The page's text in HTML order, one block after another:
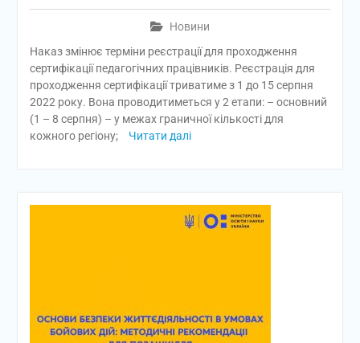
Новини
Наказ змінює терміни реєстрації для проходження
сертифікації педагогічних працівників. Реєстрація для
проходження сертифікації триватиме з 1 до 15 серпня
2022 року. Вона проводитиметься у 2 етапи: – основний
(1 – 8 серпня) – у межах граничної кількості для
кожного регіону;
Читати далі